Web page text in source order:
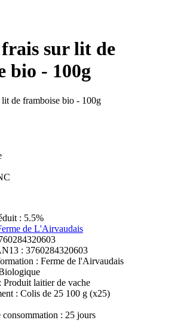
sur lit de
bio - 100g
: 5.5%
de L'Airvaudais
: 3760284320603
: Ferme de l'Airvaudais
Produit laitier de vache
: Colis de 25 100 g (x25)
: 25 jours